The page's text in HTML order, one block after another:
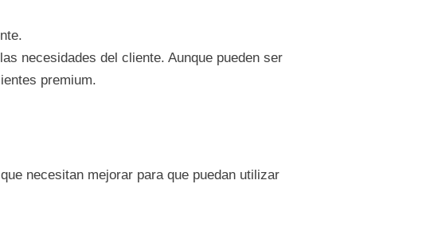
necesidades del cliente. Aunque pueden ser
premium.
necesitan mejorar para que puedan utilizar